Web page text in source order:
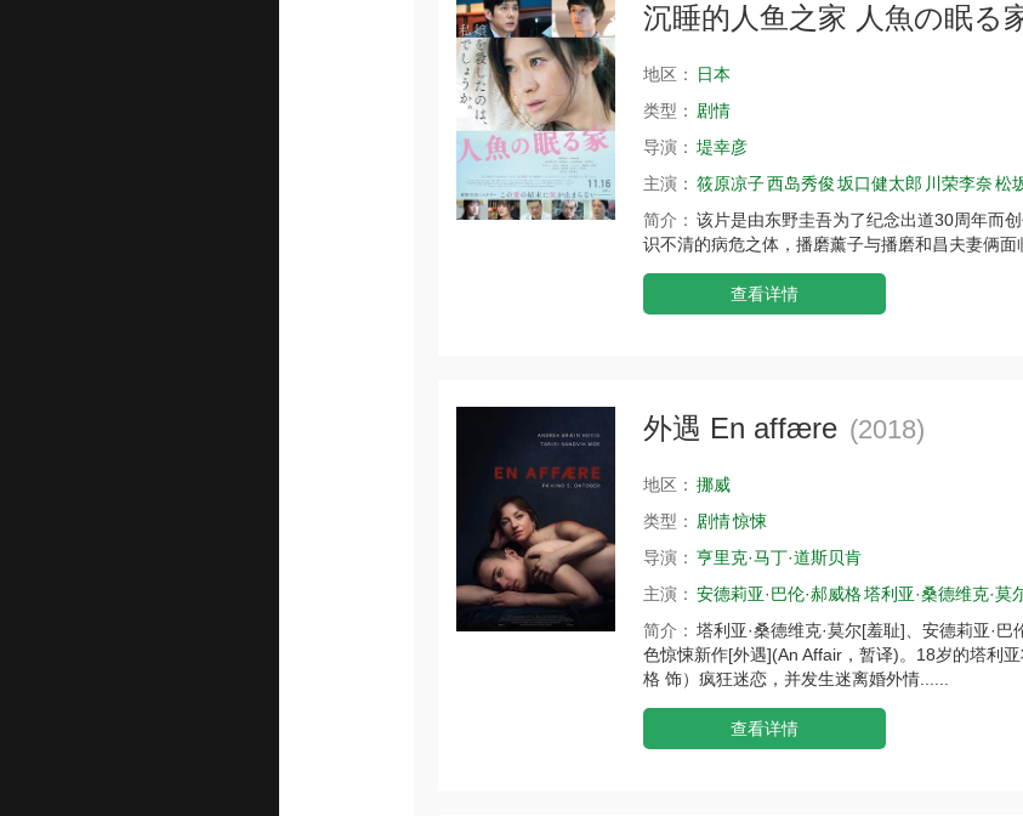
沉睡的人鱼之家 人魚の眠る
地区：
日本
类型： 剧情
导演： 堤幸彦
主演： 筱原凉子西岛秀俊坂口健太郎 川荣李奈松
简介： 该片是由东野圭吾为了纪念出道30周年而
识不清的病危之体，播磨薰子与播磨和昌夫妻俩面
查看详情
外遇 En affære (2018)
地区： 挪威
类型： 剧情惊悚
导演： 亨里克·马丁·道斯贝肯
主演： 安德莉亚·巴伦·郝威格塔利亚·桑德维克·莫
简介： 塔利亚·桑德维克·莫尔[羞耻]、安德莉亚·
色惊悚新作[外遇](An Affair，暂译)。18岁的塔利
格 饰）疯狂迷恋，并发生迷离婚外情......
查看详情